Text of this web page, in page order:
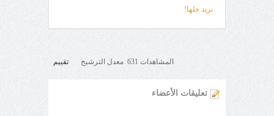
نريد حلها!
المشاهدات 631 معدل الترشيح تقييم
تعليقات الأعضاء